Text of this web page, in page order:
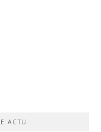
ACTU